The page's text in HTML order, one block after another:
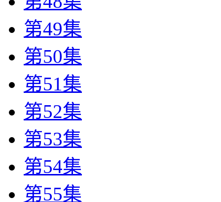
第49集
第50集
第51集
第52集
第53集
第54集
第55集